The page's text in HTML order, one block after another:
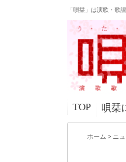
「唄栞」は演歌・歌
TOP 唄栞
ホーム > ニ